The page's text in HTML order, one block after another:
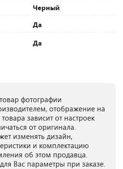
Черный
Да
Да
фотографии
отображение на
зависит от настроек
от оригинала.
изменять дизайн,
и комплектацию
об этом продавца.
Вас параметры при заказе.